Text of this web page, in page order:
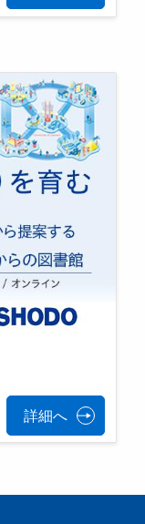
詳細へ